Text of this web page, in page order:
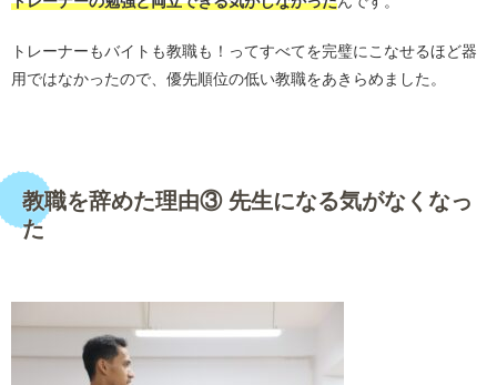
トレーナーもバイトも教職も！ってすべてを完璧にこなせるほど器
用ではなかったので、優先順位の低い教職をあきらめました。
教職を辞めた理由③ 先生になる気がなくなっ
た